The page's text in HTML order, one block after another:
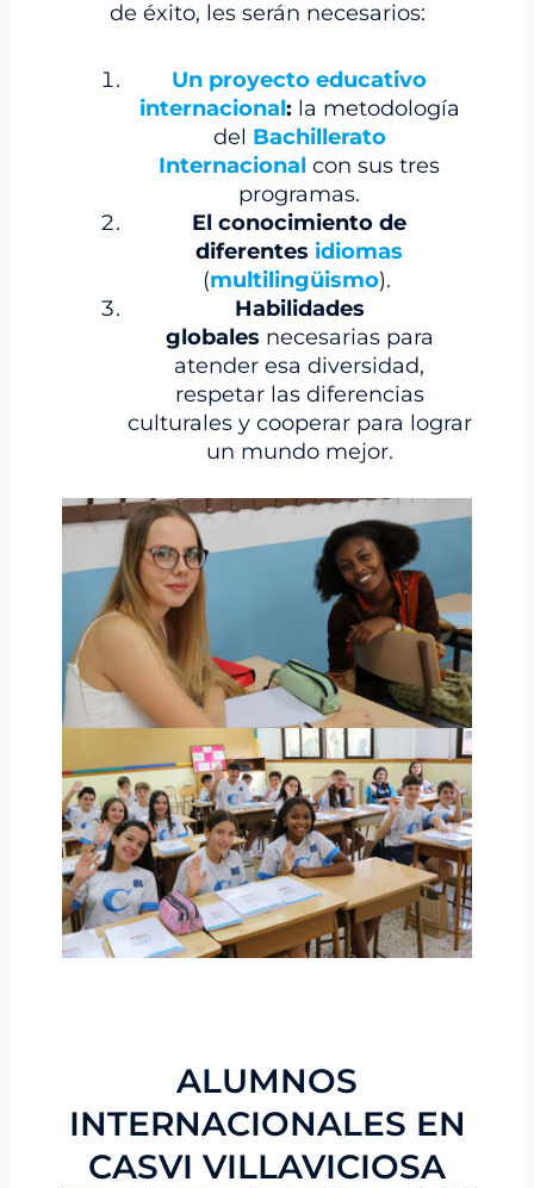
de éxito, les serán necesarios:
Un proyecto educativo
internacional: la metodología
del Bachillerato
Internacional con sus tres
programas.
El conocimiento de
diferentes idiomas
(multilingüismo).
Habilidades
globales necesarias para
atender esa diversidad,
respetar las diferencias
culturales y cooperar para lograr
un mundo mejor.
ALUMNOS
INTERNACIONALES EN
CASVI VILLAVICIOSA